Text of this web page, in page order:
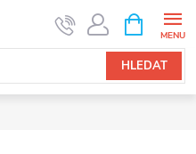
HLEDAT
NÁKUPNÍ
KOŠÍK